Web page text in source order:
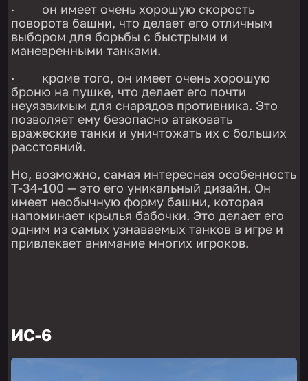
· он имеет очень хорошую скорость
поворота башни, что делает его отличным
выбором для борьбы с быстрыми и
маневренными танками.
· кроме того, он имеет очень хорошую
броню на пушке, что делает его почти
неуязвимым для снарядов противника. Это
позволяет ему безопасно атаковать
вражеские танки и уничтожать их с больших
расстояний.
Но, возможно, самая интересная особенность
T-34-100 — это его уникальный дизайн. Он
имеет необычную форму башни, которая
напоминает крылья бабочки. Это делает его
одним из самых узнаваемых танков в игре и
привлекает внимание многих игроков.
ИС-6